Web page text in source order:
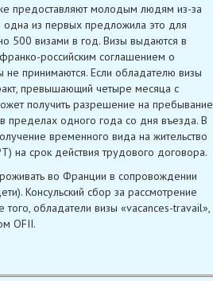
предоставляют молодым людям из-за
из первых предложила это для
500 визами в год. Визы выдаются в
российским соглашением о
не принимаются. Если обладателю визы
превышающий четыре месяца с
получить разрешение на пребывание
пределах одного года со дня въезда. В
временного вида на жительство
на срок действия трудового договора.
во Франции в сопровождении
Консульский сбор за рассмотрение
обладатели визы «vacances-travail»,
OFII.